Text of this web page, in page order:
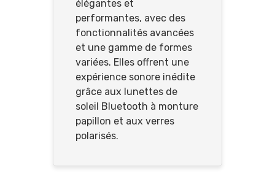
élégantes et
performantes, avec des
fonctionnalités avancées
et une gamme de formes
variées. Elles offrent une
expérience sonore inédite
grâce aux lunettes de
soleil Bluetooth à monture
papillon et aux verres
polarisés.